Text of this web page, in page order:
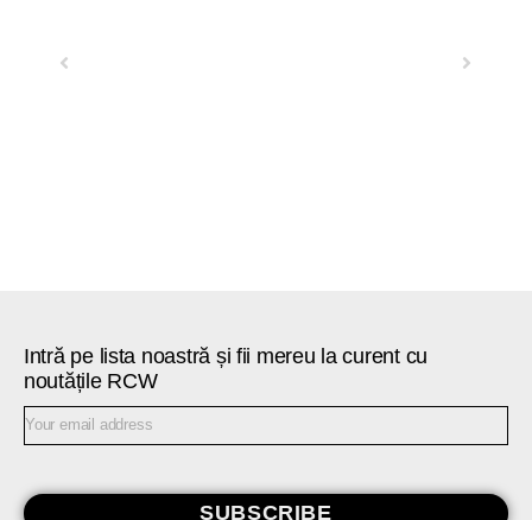
Intră pe lista noastră și fii mereu la curent cu
noutățile RCW
SUBSCRIBE